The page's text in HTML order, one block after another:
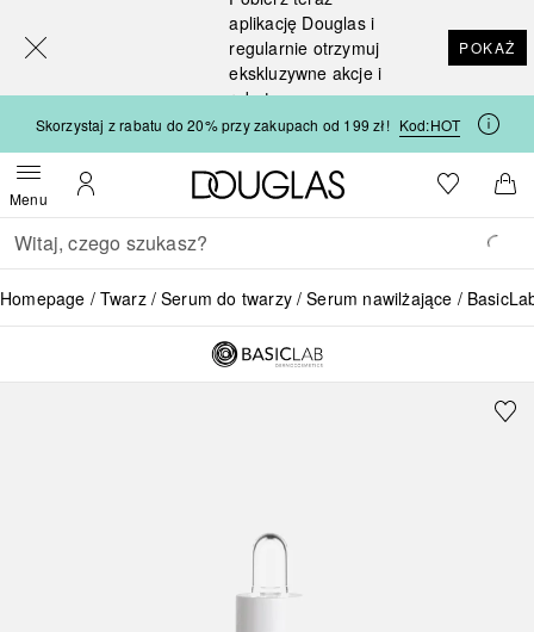
aplikację Douglas i
regularnie otrzymuj
ekskluzywne akcje i
rabaty
POKAŻ
Skorzystaj z rabatu do 20% przy zakupach od 199 zł! Kod:HOT
MenuOtwórz menuMoje konto
Strona główna Douglas
Do listyDo
Wracać
Wykonaj wyszukiwanie
Homepage Twarz Serum do twarzy Serum nawilżające
[navigation.slideout.screenreader]